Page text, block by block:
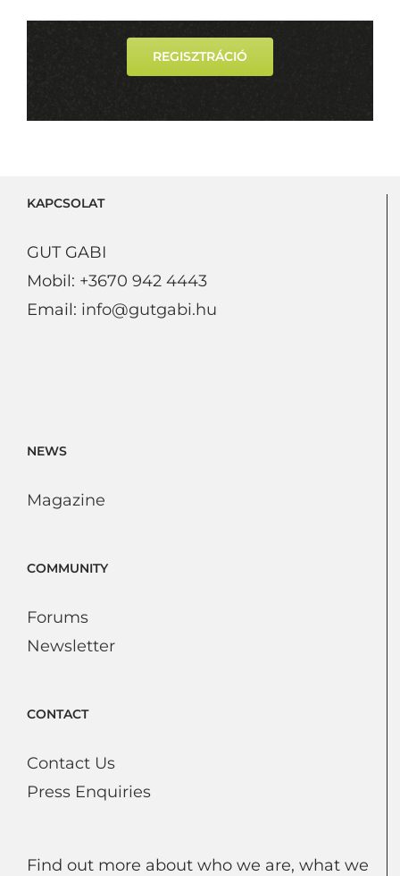
REGISZTRÁCIÓ
KAPCSOLAT
GUT GABI
Mobil: +3670 942 4443
Email: info@gutgabi.hu
NEWS
Magazine
COMMUNITY
Forums
Newsletter
CONTACT
Contact Us
Press Enquiries
Find out more about who we are, what we